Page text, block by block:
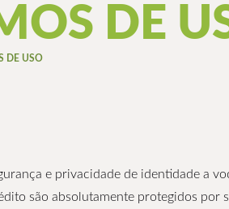
DE
DE USO
e privacidade de identidade a
são absolutamente protegidos por